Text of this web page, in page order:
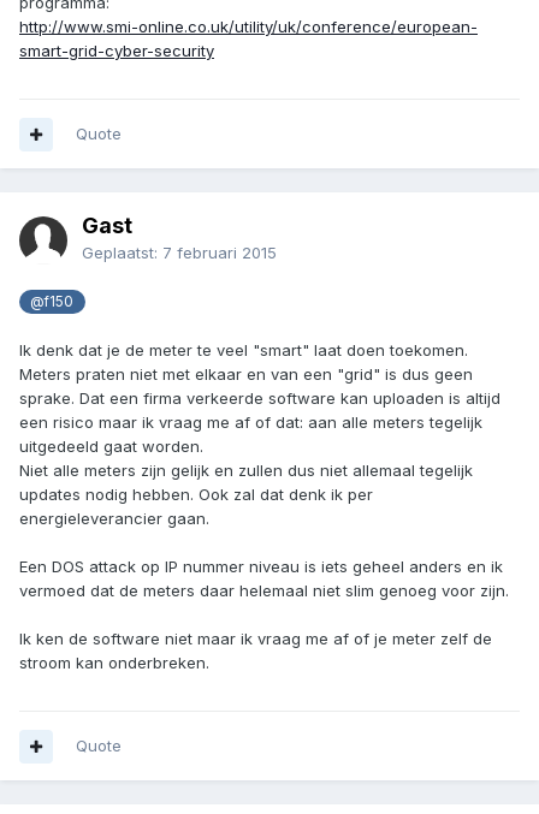
http://www.smi-online.co.uk/utility/uk/conference/european-
smart-grid-cyber-security
Quote
Gast
Geplaatst: 7 februari 2015
@f150
Ik denk dat je de meter te veel "smart" laat doen toekomen.
Meters praten niet met elkaar en van een "grid" is dus geen
sprake. Dat een firma verkeerde software kan uploaden is altijd
een risico maar ik vraag me af of dat: aan alle meters tegelijk
uitgedeeld gaat worden.
Niet alle meters zijn gelijk en zullen dus niet allemaal tegelijk
updates nodig hebben. Ook zal dat denk ik per
energieleverancier gaan.
Een DOS attack op IP nummer niveau is iets geheel anders en ik
vermoed dat de meters daar helemaal niet slim genoeg voor zijn.
Ik ken de software niet maar ik vraag me af of je meter zelf de
stroom kan onderbreken.
Quote